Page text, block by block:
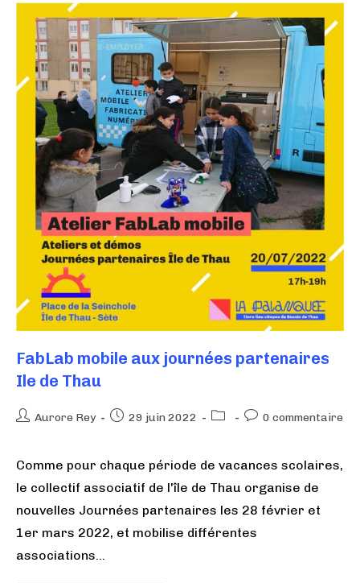
FabLab mobile aux journées partenaires
Ile de Thau
Aurore Rey 29 juin 2022 0 commentaire
Comme pour chaque période de vacances scolaires,
le collectif associatif de l'île de Thau organise de
nouvelles Journées partenaires les 28 février et
1er mars 2022, et mobilise différentes
associations…